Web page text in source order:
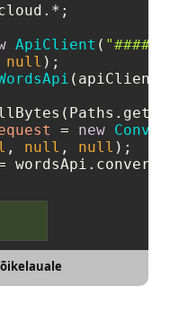
ApiClient ( "####-
null
= new
, null , null